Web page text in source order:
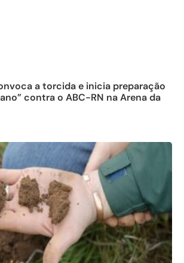
a torcida e inicia preparação
contra o ABC-RN na Arena da